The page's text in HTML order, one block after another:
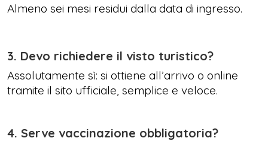
Almeno sei mesi residui dalla data di ingresso.
3. Devo richiedere il visto turistico?
Assolutamente sì: si ottiene all’arrivo o online
tramite il sito ufficiale, semplice e veloce.
4. Serve vaccinazione obbligatoria?